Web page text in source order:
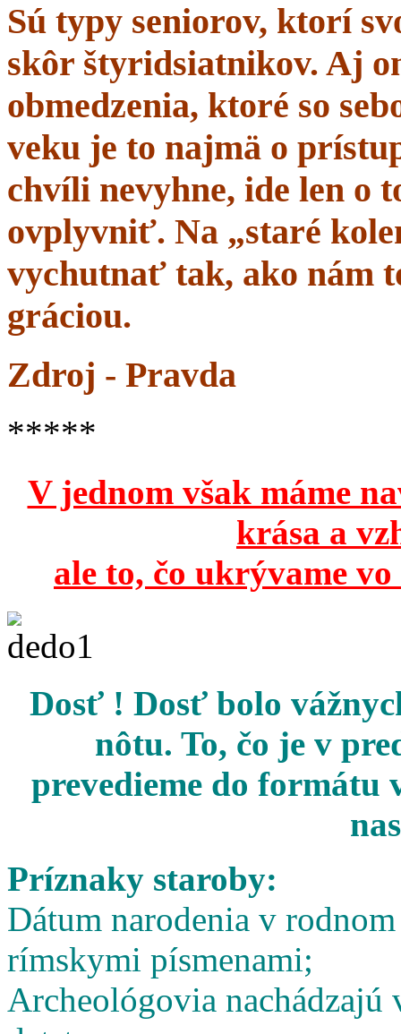
Sú typy seniorov, ktorí
skôr štyridsiatnikov. Aj
obmedzenia, ktoré so
veku je to najmä o
chvíli nevyhne, ide len o
ovplyvniť. Na „staré
vychutnať tak, ako nám
gráciou.
Zdroj - Pravda
*****
V jednom však máme
krása a
ale to, čo ukrývame
Dosť ! Dosť bolo
nôtu. To, čo je v
prevedieme do formátu
Príznaky staroby:
Dátum narodenia v
rímskymi písmenami;
Archeológovia nachádzajú